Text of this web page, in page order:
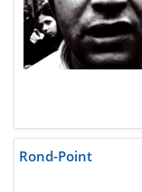
Rond-Point